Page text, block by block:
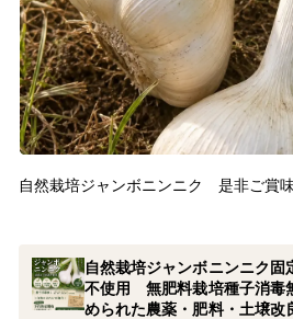
自然栽培ジャンボニンニク 是非ご賞味
自然栽培ジャンボニンニク
不使用 無肥料栽培種子消毒
められた農薬・肥料・土壌改